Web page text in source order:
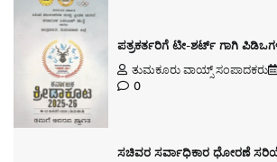
ಪತ್ರಕರ್ತರಿಗೆ ಟೀ-ಶರ್ಟ್ ಗಾಗಿ
ತುಮಕೂರು ವಾಯ್ಸ್ ಸಂಪಾದಕರು
0
ಸಚಿವರ ಸರ್ವಾಧಿಕಾರ ಧೋರಣೆ